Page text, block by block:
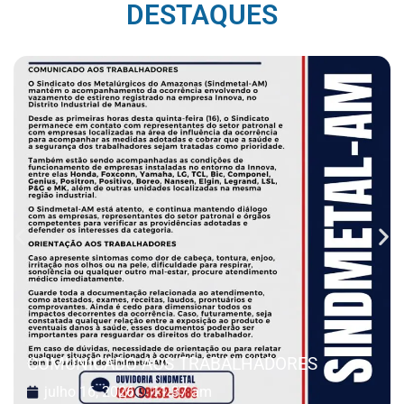
DESTAQUES
COMUNICADO AOS TRABALHADORES
julho 16, 2026 11:37 am